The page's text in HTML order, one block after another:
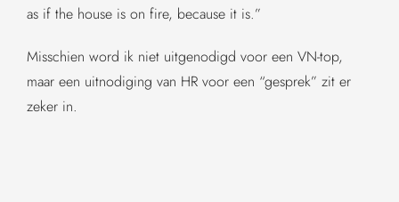
as if the house is on fire, because it is.”
Misschien word ik niet uitgenodigd voor een VN-top,
maar een uitnodiging van HR voor een “gesprek” zit er
zeker in.